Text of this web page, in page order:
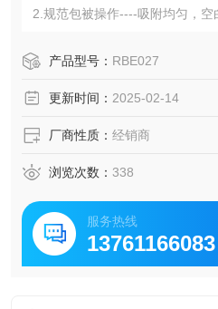
2.规范包被操作----吸附均匀，空
4.适用于血浆、血清、组织匀浆
5.可检测动物类型丰富：人、猴
6.检测指标齐全：炎症因子、血
子、趋化因子、生长因子、基质
产品型号： RBE027
更新时间： 2025-02-14
厂商性质： 经销商
浏览次数： 338
服务热线
13761166083